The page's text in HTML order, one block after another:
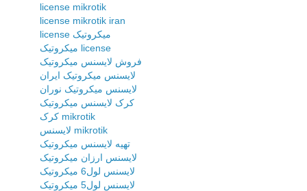
license mikrotik
license mikrotik iran
license میکروتیک
میکروتیک license
فروش لایسنس میکروتیک
لایسنس میکروتیک ایران
لایسنس میکروتیک نوران
کرک لایسنس میکروتیک
کرک mikrotik
لایسنس mikrotik
تهیه لایسنس میکروتیک
لایسنس ارزان میکروتیک
لایسنس لول6 میکروتیک
لایسنس لول5 میکروتیک